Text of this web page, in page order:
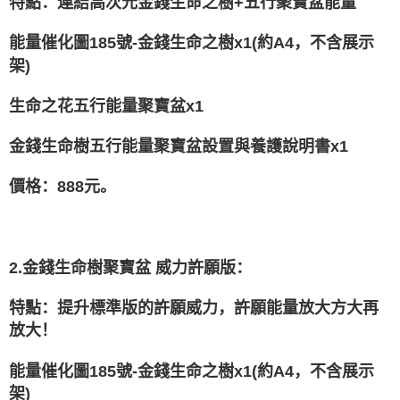
能量催化圖185號-金錢生命之樹x1(約A4，不含展示
架)
生命之花五行能量聚寶盆x1
金錢生命樹五行能量聚寶盆設置與養護說明書x1
價格：888元。
2.金錢生命樹聚寶盆 威力許願版：
特點：提升標準版的許願威力，許願能量放大方大再
放大！
能量催化圖185號-金錢生命之樹x1(約A4，不含展示
架)